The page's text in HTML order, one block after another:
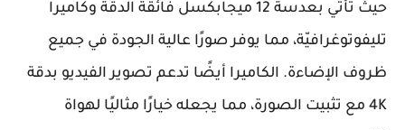
حيث تأتي بعدسة 12 ميجابكسل فائقة الدقة وكاميرا
تليفوتوغرافيّة، مما يوفر صورًا عالية الجودة في جميع
ظروف الإضاءة. الكاميرا أيضًا تدعم تصوير الفيديو بدقة
4K مع تثبيت الصورة، مما يجعله خيارًا مثاليًا لهواة